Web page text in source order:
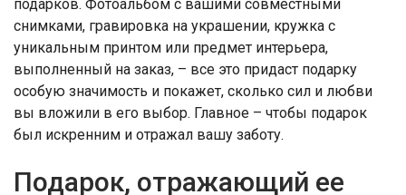
подарков. Фотоальбом с вашими совместными
снимками, гравировка на украшении, кружка с
уникальным принтом или предмет интерьера,
выполненный на заказ, – все это придаст подарку
особую значимость и покажет, сколько сил и любви
вы вложили в его выбор. Главное – чтобы подарок
был искренним и отражал вашу заботу.
Подарок, отражающий ее